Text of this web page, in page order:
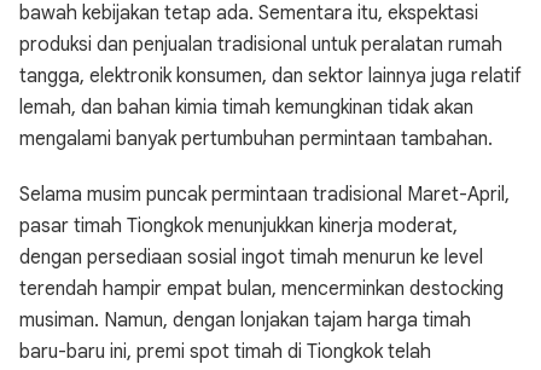
bawah kebijakan tetap ada. Sementara itu, ekspektasi
produksi dan penjualan tradisional untuk peralatan rumah
tangga, elektronik konsumen, dan sektor lainnya juga relatif
lemah, dan bahan kimia timah kemungkinan tidak akan
mengalami banyak pertumbuhan permintaan tambahan.
Selama musim puncak permintaan tradisional Maret-April,
pasar timah Tiongkok menunjukkan kinerja moderat,
dengan persediaan sosial ingot timah menurun ke level
terendah hampir empat bulan, mencerminkan destocking
musiman. Namun, dengan lonjakan tajam harga timah
baru-baru ini, premi spot timah di Tiongkok telah